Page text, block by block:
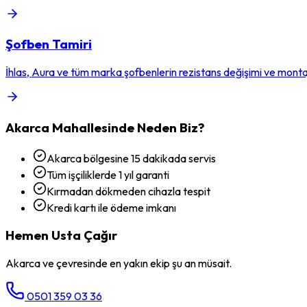
Şofben Tamiri
İhlas, Aura ve tüm marka şofbenlerin rezistans değişimi ve
Akarca Mahallesinde Neden Biz?
Akarca bölgesine 15 dakikada servis
Tüm işçiliklerde 1 yıl garanti
Kırmadan dökmeden cihazla tespit
Kredi kartı ile ödeme imkanı
Hemen Usta Çağır
Akarcave çevresinde en yakın ekip şu an müsait.
0501 359 03 36